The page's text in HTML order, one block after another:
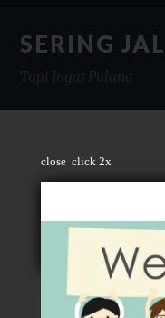
close click 2x
SERING